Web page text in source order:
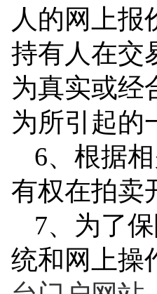
人的网上报
持有人在交
为真实或经
为所引起的
6、根据
有权在拍卖
7、为了
统和网上操